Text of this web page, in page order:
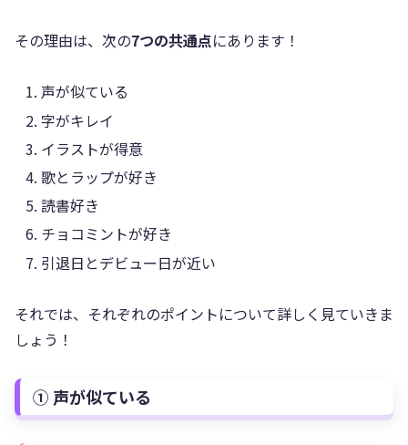
その理由は、次の7つの共通点にあります！
声が似ている
字がキレイ
イラストが得意
歌とラップが好き
読書好き
チョコミントが好き
引退日とデビュー日が近い
それでは、それぞれのポイントについて詳しく見ていきま
しょう！
① 声が似ている